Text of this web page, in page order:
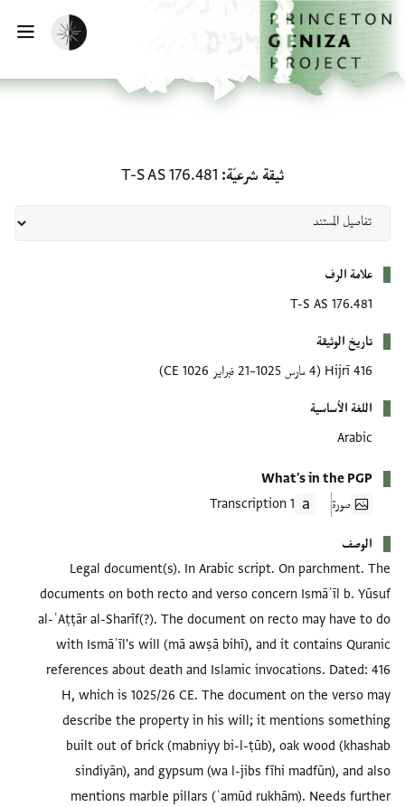
إلى المحتوى الرئيسي
الرئيسية
تفعيل الوضع المظلم
ثيقة شرعيّة T-S AS 176.481
علامة الرف
T-S AS 176.481
تاريخ الوثيقة
416 Hijrī
(4 مارس 1025–21 فبراير 1026 CE)
اللغة الأساسية
Arabic
What's in the PGP
صورة
1 Transcription
الوصف
Legal document(s). In Arabic script. On parchment. The
documents on both recto and verso concern Ismāʿīl b. Yūsuf
al-ʿAṭṭār al-Sharīf(?). The document on recto may have to do
with Ismāʿīl's will (mā awṣā bihī), and it contains Quranic
references about death and Islamic invocations. Dated: 416
H, which is 1025/26 CE. The document on the verso may
describe the property in his will; it mentions something
built out of brick (mabniyy bi-l-ṭūb), oak wood (khashab
sindiyān), and gypsum (wa l-jibs fīhi madfūn), and also
mentions marble pillars (ʿamūd rukhām). Needs further